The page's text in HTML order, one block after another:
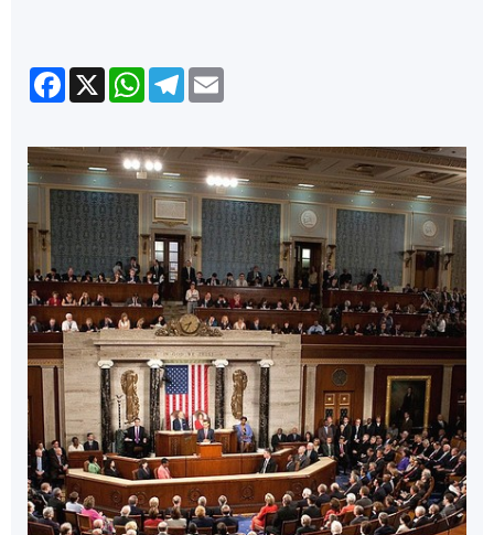
Facebook
X WhatsApp
Telegram